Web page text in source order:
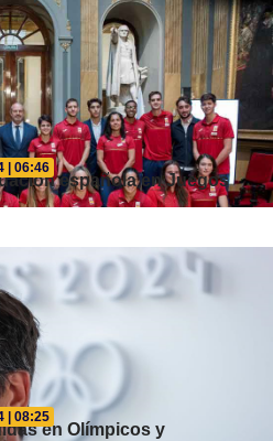
| 06:46
española en Juegos
| 08:25
en Olímpicos y